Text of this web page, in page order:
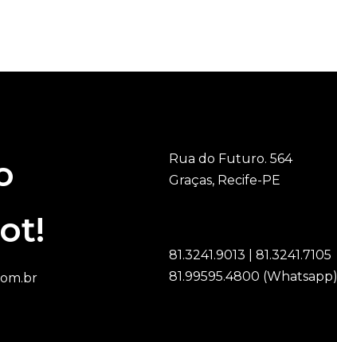
Rua do Futuro. 564
Graças, Recife-PE
81.3241.9013 | 81.3241.7105
81.99595.4800 (Whatsapp)